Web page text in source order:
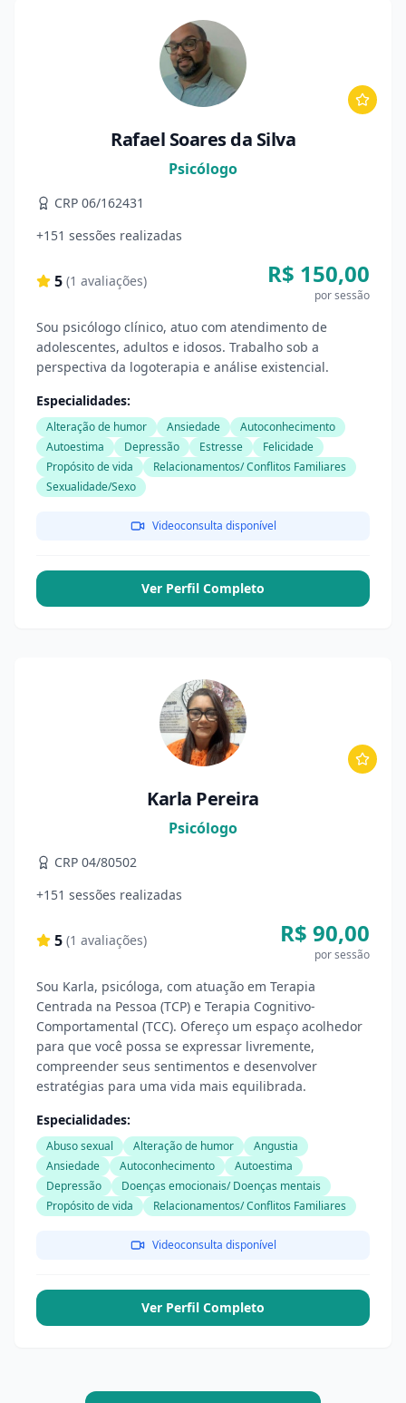
Rafael Soares da Silva
Psicólogo
CRP 06/162431
+151 sessões realizadas
5 (1 avaliações) R$ 150,00
por sessão
Sou psicólogo clínico, atuo com atendimento de
adolescentes, adultos e idosos. Trabalho sob a
perspectiva da logoterapia e análise existencial.
Especialidades:
Alteração de humor Ansiedade
Autoconhecimento
Autoestima
Depressão Estresse
Felicidade
Propósito de vida
Relacionamentos/ Conflitos Familiares
Sexualidade/Sexo
Videoconsulta disponível
Ver Perfil Completo
Karla Pereira
Psicólogo
CRP 04/80502
+151 sessões realizadas
5 (1 avaliações) R$ 90,00
por sessão
Sou Karla, psicóloga, com atuação em Terapia
Centrada na Pessoa (TCP) e Terapia Cognitivo-
Comportamental (TCC). Ofereço um espaço acolhedor
para que você possa se expressar livremente,
compreender seus sentimentos e desenvolver
estratégias para uma vida mais equilibrada.
Especialidades:
Abuso sexual Alteração de humor
Angustia
Ansiedade
Autoconhecimento
Autoestima
Depressão
Doenças emocionais/ Doenças mentais
Propósito de vida
Relacionamentos/ Conflitos Familiares
Videoconsulta disponível
Ver Perfil Completo